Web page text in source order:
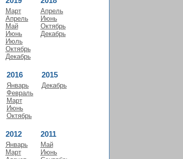
Март
Апрель
Май
Июнь
Июль
Октябрь
Декабрь
Апрель
Июнь
Октябрь
Декабрь
2016
Январь
Февраль
Март
Июнь
Октябрь
2015
Декабрь
2012
Январь
Март
2011
Май
Июнь